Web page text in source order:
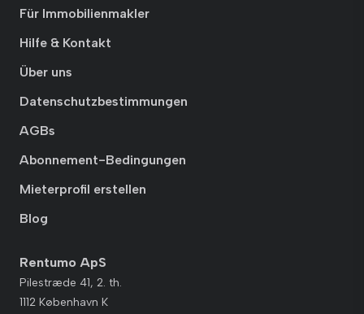
Für Immobilienmakler
Hilfe & Kontakt
Über uns
Datenschutzbestimmungen
AGBs
Abonnement-Bedingungen
Mieterprofil erstellen
Blog
Rentumo ApS
Pilestræde 41, 2. th.
1112 København K